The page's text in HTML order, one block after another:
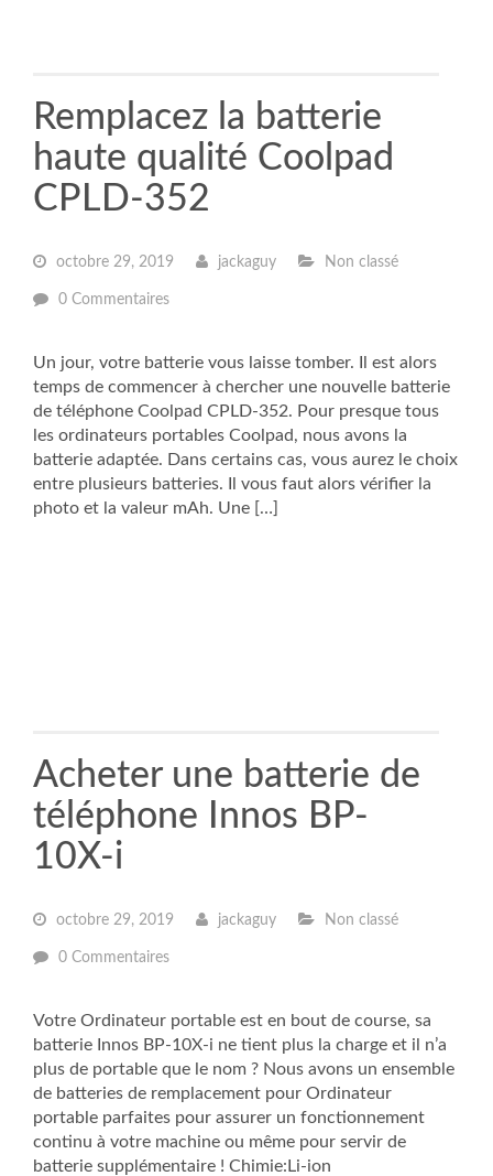
Remplacez la batterie
haute qualité Coolpad
CPLD-352
octobre 29, 2019 jackaguy Non classé
0 Commentaires
Un jour, votre batterie vous laisse tomber. Il est alors
temps de commencer à chercher une nouvelle batterie
de téléphone Coolpad CPLD-352. Pour presque tous
les ordinateurs portables Coolpad, nous avons la
batterie adaptée. Dans certains cas, vous aurez le choix
entre plusieurs batteries. Il vous faut alors vérifier la
photo et la valeur mAh. Une […]
Acheter une batterie de
téléphone Innos BP-
10X-i
octobre 29, 2019 jackaguy Non classé
0 Commentaires
Votre Ordinateur portable est en bout de course, sa
batterie Innos BP-10X-i ne tient plus la charge et il n’a
plus de portable que le nom ? Nous avons un ensemble
de batteries de remplacement pour Ordinateur
portable parfaites pour assurer un fonctionnement
continu à votre machine ou même pour servir de
batterie supplémentaire ! Chimie:Li-ion